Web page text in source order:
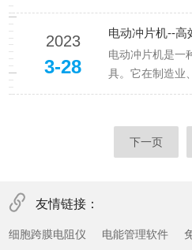
随着时间的推移
中bu可或缺的一
验裁刀在不同文
让我们来看看在
2023
3-28
电动冲片机--高
电动冲片机是一
具。它在制造业
广泛应用，能够
节能等优点。一
动机驱动压力油
下一页
友情链接：
细胞跨膜电阻仪 电能管理软件